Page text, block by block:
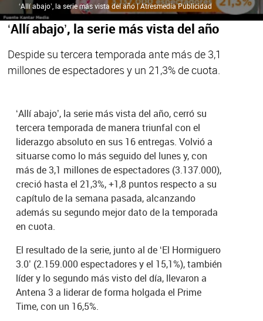
‘Allí abajo’, la serie más vista del año
Despide su tercera temporada ante más de 3,1
millones de espectadores y un 21,3% de cuota.
‘Allí abajo’, la serie más vista del año | Atresmedia Publicidad
‘Allí abajo’, la serie más vista del año, cerró su
tercera temporada de manera triunfal con el
liderazgo absoluto en sus 16 entregas. Volvió a
situarse como lo más seguido del lunes y, con
más de 3,1 millones de espectadores (3.137.000),
creció hasta el 21,3%, +1,8 puntos respecto a su
capítulo de la semana pasada, alcanzando
además su segundo mejor dato de la temporada
en cuota.
El resultado de la serie, junto al de ‘El Hormiguero
3.0’ (2.159.000 espectadores y el 15,1%), también
líder y lo segundo más visto del día, llevaron a
Antena 3 a liderar de forma holgada el Prime
Time, con un 16,5%.